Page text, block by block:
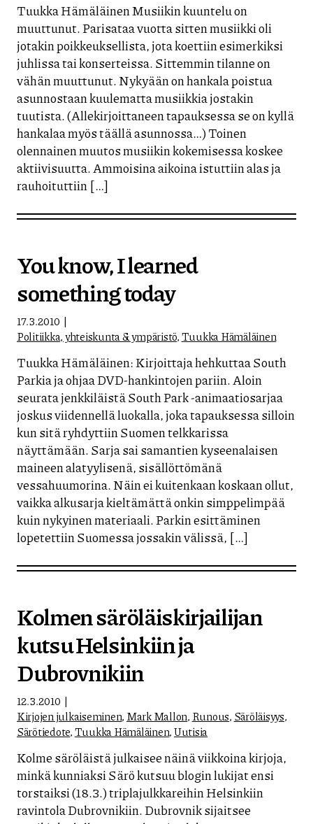
Tuukka Hämäläinen Musiikin kuuntelu on
muuttunut. Parisataa vuotta sitten musiikki oli
jotakin poikkeuksellista, jota koettiin esimerkiksi
juhlissa tai konserteissa. Sittemmin tilanne on
vähän muuttunut. Nykyään on hankala poistua
asunnostaan kuulematta musiikkia jostakin
tuutista. (Allekirjoittaneen tapauksessa se on kyllä
hankalaa myös täällä asunnossa…) Toinen
olennainen muutos musiikin kokemisessa koskee
aktiivisuutta. Ammoisina aikoina istuttiin alas ja
rauhoituttiin […]
You know, I learned
something today
17.3.2010
Politiikka, yhteiskunta & ympäristö,Tuukka Hämäläinen
Tuukka Hämäläinen: Kirjoittaja hehkuttaa South
Parkia ja ohjaa DVD-hankintojen pariin. Aloin
seurata jenkkiläistä South Park -animaatiosarjaa
joskus viidennellä luokalla, joka tapauksessa silloin
kun sitä ryhdyttiin Suomen telkkarissa
näyttämään. Sarja sai samantien kyseenalaisen
maineen alatyylisenä, sisällöttömänä
vessahuumorina. Näin ei kuitenkaan koskaan ollut,
vaikka alkusarja kieltämättä onkin simppelimpää
kuin nykyinen materiaali. Parkin esittäminen
lopetettiin Suomessa jossakin välissä, […]
Kolmen säröläiskirjailijan
kutsu Helsinkiin ja
Dubrovnikiin
12.3.2010
Kirjojen julkaiseminen, Mark Mallon, Runous, Säröläisyys,
Särötiedote,Tuukka Hämäläinen,Uutisia
Kolme säröläistä julkaisee näinä viikkoina kirjoja,
minkä kunniaksi Särö kutsuu blogin lukijat ensi
torstaiksi (18.3.) triplajulkkareihin Helsinkiin
ravintola Dubrovnikiin. Dubrovnik sijaitsee